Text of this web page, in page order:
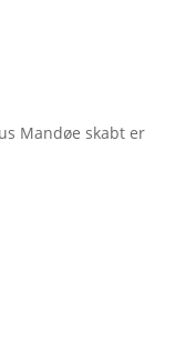
Mandøe skabt er